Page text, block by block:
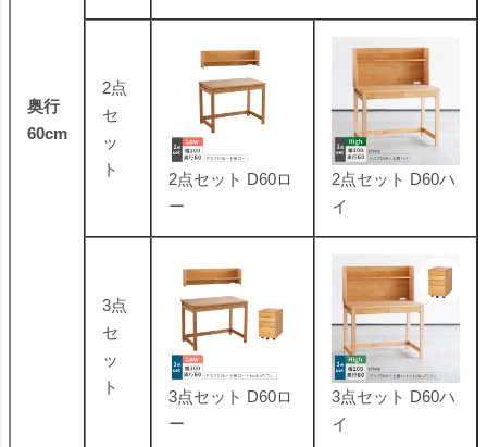
奥行
60cm
2点
セ
ッ
ト
2点セット D60ロ
ー
2点セット D60ハ
イ
3点
セ
ッ
ト
3点セット D60ロ
ー
3点セット D60ハ
イ